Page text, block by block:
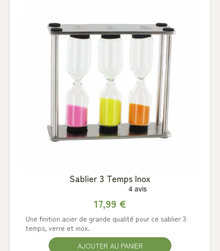
Sablier 3 Temps Inox
17,99 €
Une finition acier de grande qualité pour ce sablier 3
temps, verre et inox.
AJOUTER AU PANIER